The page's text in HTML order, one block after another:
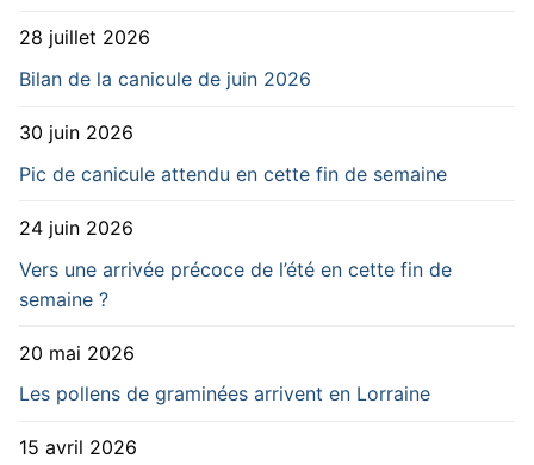
28 juillet 2026
Bilan de la canicule de juin 2026
30 juin 2026
Pic de canicule attendu en cette fin de semaine
24 juin 2026
Vers une arrivée précoce de l’été en cette fin de
semaine ?
20 mai 2026
Les pollens de graminées arrivent en Lorraine
15 avril 2026